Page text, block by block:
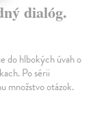
dialóg.
do hlbokých úvah o
Po sérii
množstvo otázok.